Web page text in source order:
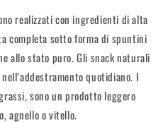
realizzati con ingredienti di alta
completa sotto forma di spuntini
allo stato puro. Gli snack naturali
quotidiano. I
sono un prodotto leggero
agnello o vitello.